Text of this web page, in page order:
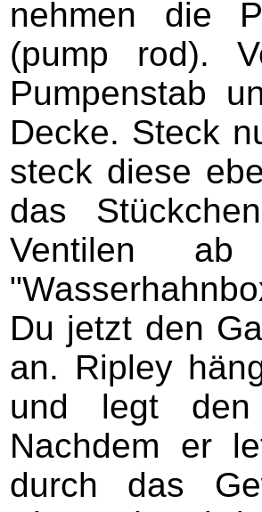
nehmen die
(pump rod).
Pumpenstab
Decke. Steck
steck diese
das
Ventilen
Du jetzt den
an. Ripley
und legt den
Nachdem er
durch das